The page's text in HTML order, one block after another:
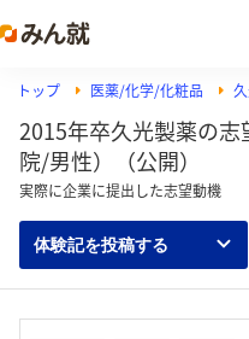
トップ 医薬/化学/化粧品
2015年卒久光製薬の
院/男性）（公開）
実際に企業に提出した志望動機
体験記を投稿する